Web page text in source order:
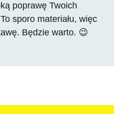
poprawę Twoich
sporo materiału, więc
Będzie warto. 😉